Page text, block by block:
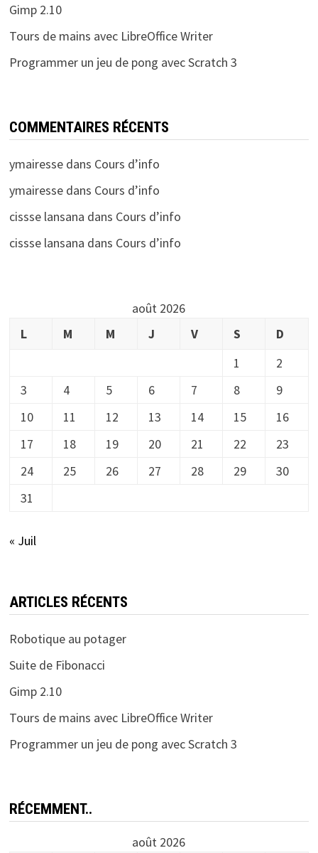
Gimp 2.10
Tours de mains avec LibreOffice Writer
Programmer un jeu de pong avec Scratch 3
COMMENTAIRES RÉCENTS
ymairessedans Cours d’info
ymairessedans Cours d’info
cissse lansana dans Cours d’info
cissse lansana dans Cours d’info
août 2026
L
M M J V S
D
1
2
3
4 5 6 7 8
9
10
11 12 13 14 15
16
17
18 19 20 21 22
23
24
25 26 27 28 29
30
31
« Juil
ARTICLES RÉCENTS
Robotique au potager
Suite de Fibonacci
Gimp 2.10
Tours de mains avec LibreOffice Writer
Programmer un jeu de pong avec Scratch 3
RÉCEMMENT..
août 2026